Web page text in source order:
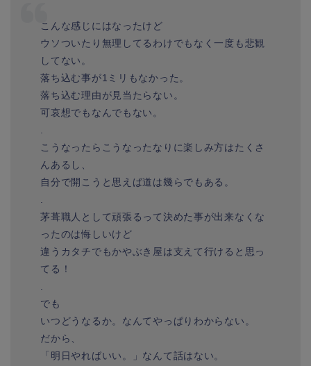
こんな感じにはなったけど
ウソついたり無理してるわけでもなく一度も悲観
してない。
落ち込む事が1ミリもなかった。
落ち込む理由が見当たらない。
可哀想でもなんでもない。
こうなったらこうなったなりに楽しみ方はたくさ
んあるし、
自分で開こうと思えば道は幾らでもある。
茅葺職人として頑張るって決めた事が出来なくな
ったのは悔しいけど
違うカタチでもかやぶき屋は支えて行けると思っ
てる！
でも
いつどうなるか。なんてやっぱりわからない。
だから、
「明日やればいい。」なんて話はない。